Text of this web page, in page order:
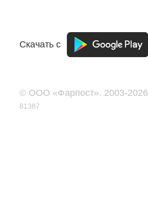
Скачать с
© ООО «Фарпост». 2003-2026
81387